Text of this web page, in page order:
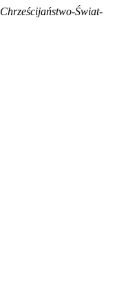
Chrześcijaństwo-Świat-